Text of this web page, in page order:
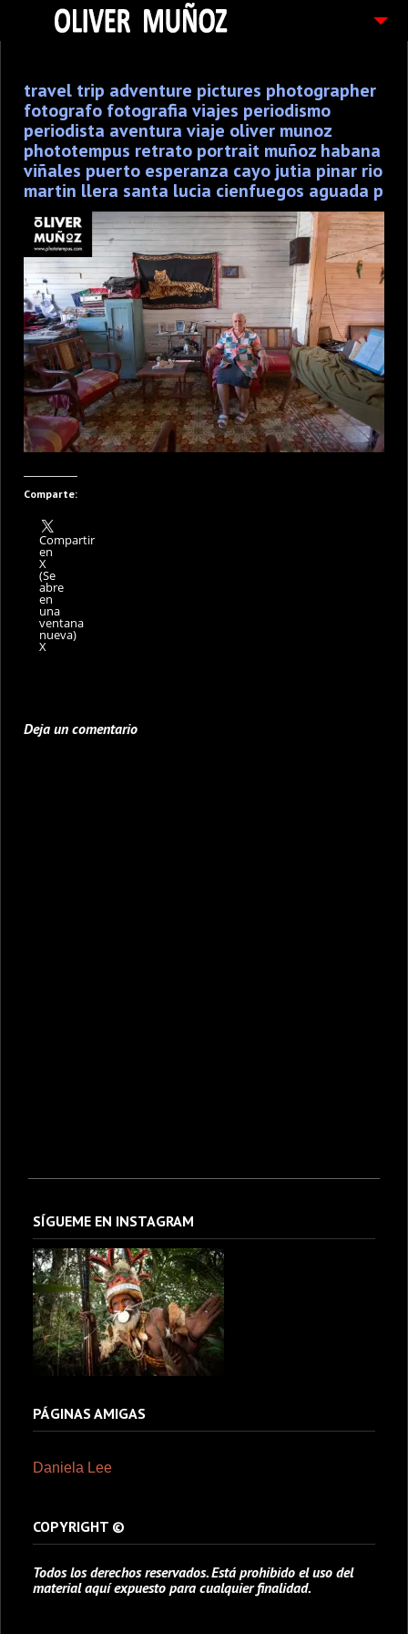
FOTOGRAFIAS
CONTACTO
PEDIDOS
travel trip adventure pictures photographer
fotografo fotografia viajes periodismo
periodista aventura viaje oliver munoz
phototempus retrato portrait muñoz habana
viñales puerto esperanza cayo jutia pinar rio
martin llera santa lucia cienfuegos aguada p
Comparte:
Compartir
en
X
(Se
abre
en
una
ventana
nueva)
X
Deja un comentario
SÍGUEME EN INSTAGRAM
PÁGINAS AMIGAS
Daniela Lee
COPYRIGHT ©
Todos los derechos reservados. Está prohibido el uso del
material aquí expuesto para cualquier finalidad.